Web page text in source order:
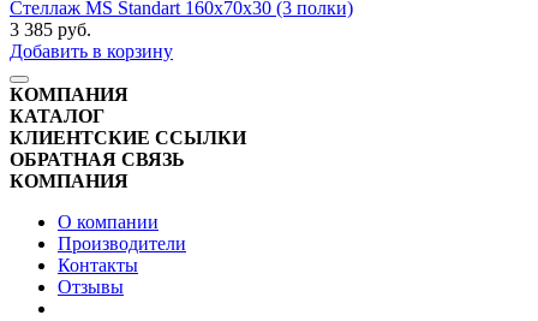
Стеллаж MS Standart 160x70x30 (3 полки)
3 385 руб.
Добавить в корзину
КОМПАНИЯ
КАТАЛОГ
КЛИЕНТСКИЕ ССЫЛКИ
ОБРАТНАЯ СВЯЗЬ
КОМПАНИЯ
О компании
Производители
Контакты
Отзывы